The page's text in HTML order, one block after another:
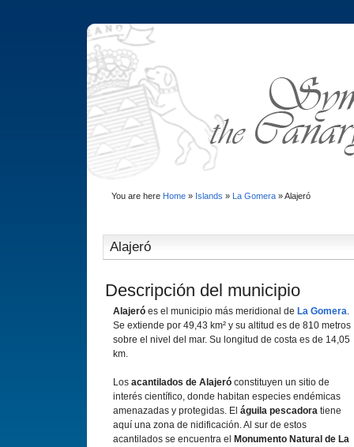
You are here Home» Islands » La Gomera»Alajeró
Alajeró
Descripción del municipio
Alajeró es el municipio más meridional de La Gomera.
Se extiende por 49,43 km² y su altitud es de 810 metros
sobre el nivel del mar. Su longitud de costa es de 14,05
km.
Los acantilados de Alajeró constituyen un sitio de
interés cientí­fico, donde habitan especies endémicas
amenazadas y protegidas. El águila pescadora tiene
aquí­ una zona de nidificación. Al sur de estos
acantilados se encuentra el
Monumento Natural de La